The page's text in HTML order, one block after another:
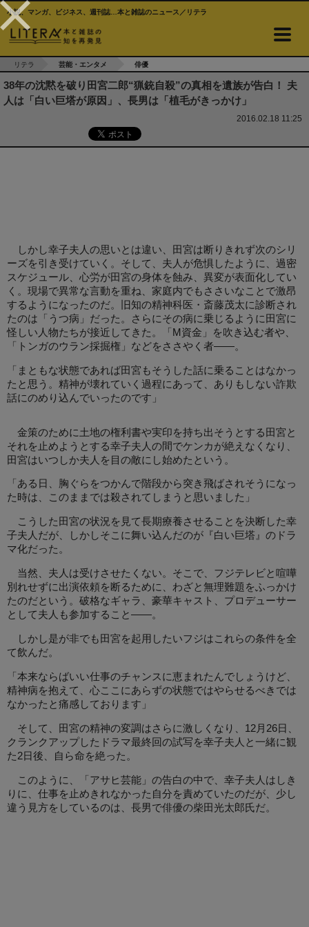
小説、マンガ、ビジネス、週刊誌…本と雑誌のニュース／リテラ
リテラ 芸能・エンタメ 俳優
38年の沈黙を破り田宮二郎“猟銃自殺”の真相を遺族が告白！ 夫
人は「白い巨塔が原因」、長男は「植毛がきっかけ」
2016.02.18 11:25
しかし幸子夫人の思いとは違い、田宮は断りきれず次のシリ
ーズを引き受けていく。そして、夫人が危惧したように、過密
スケジュール、心労が田宮の身体を蝕み、異変が表面化してい
く。現場で異常な言動を重ね、家庭内でもささいなことで激昂
するようになったのだ。旧知の精神科医・斎藤茂太に診断され
たのは「うつ病」だった。さらにその病に乗じるように田宮に
怪しい人物たちが接近してきた。「M資金」を吹き込む者や、
「トンガのウラン採掘権」などをささやく者――。
「まともな状態であれば田宮もそうした話に乗ることはなかっ
たと思う。精神が壊れていく過程にあって、ありもしない詐欺
話にのめり込んでいったのです」
金策のために土地の権利書や実印を持ち出そうとする田宮と
それを止めようとする幸子夫人の間でケンカが絶えなくなり、
田宮はいつしか夫人を目の敵にし始めたという。
「ある日、胸ぐらをつかんで階段から突き飛ばされそうになっ
た時は、このままでは殺されてしまうと思いました」
こうした田宮の状況を見て長期療養させることを決断した幸
子夫人だが、しかしそこに舞い込んだのが『白い巨塔』のドラ
マ化だった。
当然、夫人は受けさせたくない。そこで、フジテレビと喧嘩
別れせずに出演依頼を断るために、わざと無理難題をふっかけ
たのだという。破格なギャラ、豪華キャスト、プロデューサー
として夫人も参加すること――。
しかし是が非でも田宮を起用したいフジはこれらの条件を全
て飲んだ。
「本来ならばいい仕事のチャンスに恵まれたんでしょうけど、
精神病を抱えて、心ここにあらずの状態ではやらせるべきでは
なかったと痛感しております」
そして、田宮の精神の変調はさらに激しくなり、12月26日、
クランクアップしたドラマ最終回の試写を幸子夫人と一緒に観
た2日後、自ら命を絶った。
このように、「アサヒ芸能」の告白の中で、幸子夫人はしき
りに、仕事を止めきれなかった自分を責めていたのだが、少し
違う見方をしているのは、長男で俳優の柴田光太郎氏だ。